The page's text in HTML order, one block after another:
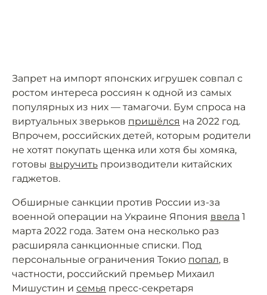
Запрет на импорт японских игрушек совпал с
ростом интереса россиян к одной из самых
популярных из них — тамагочи. Бум спроса на
виртуальных зверьков пришёлся на 2022 год.
Впрочем, российских детей, которым родители
не хотят покупать щенка или хотя бы хомяка,
готовы выручить производители китайских
гаджетов.
Обширные санкции против России из-за
военной операции на Украине Япония ввела 1
марта 2022 года. Затем она несколько раз
расширяла санкционные списки. Под
персональные ограничения Токио попал, в
частности, российский премьер Михаил
Мишустин и семья пресс-секретаря